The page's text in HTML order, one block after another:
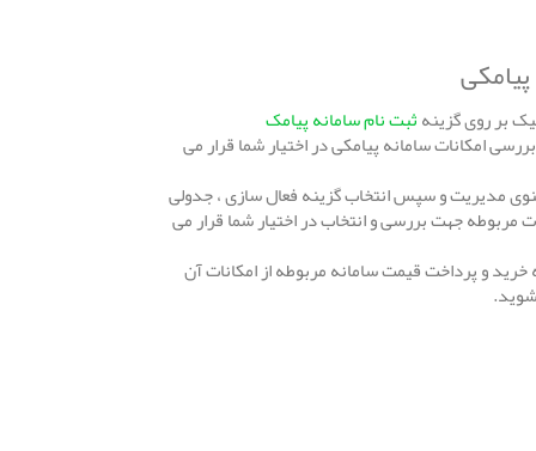
ثبت نام سامانه پیامک
امکانات سامانه پیامکی در اختیار شما قرار می
مدیریت و سپس انتخاب گزینه فعال سازی ، جدولی
مربوطه جهت بررسی و انتخاب در اختیار شما قرار می
خرید و پرداخت قیمت سامانه مربوطه از امکانات آن